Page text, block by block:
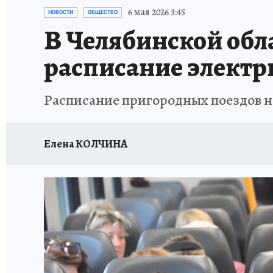
КАРЬЕРА В КАРЬЕРЕ
ВОЕНКОРЫ КП АВИА УКРАИНА: СВОДКА
БУДНИ ТАНКОГРАДА НАВИГАТОР ГАИ
ФЕСТИВАЛЬНАЯ АЗБУКА КУЛИНАРНЫЕ
ЖЕНЩИНЫ В БОЛЬШОМ ГОРОДЕ
ИСПЫТАНО НА СЕБЕ
НОВОСТИ ОБЩЕСТВО 6 мая 2026 3:45
В Челябинской
расписание
Расписание пригородных
Елена КОЛЧИНА